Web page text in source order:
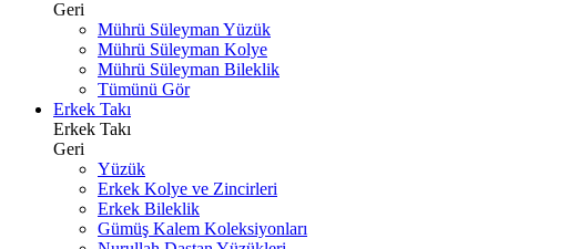
Geri
Mührü Süleyman Yüzük
Mührü Süleyman Kolye
Mührü Süleyman Bileklik
Tümünü Gör
Erkek Takı
Erkek Takı
Geri
Yüzük
Erkek Kolye ve Zincirleri
Erkek Bileklik
Gümüş Kalem Koleksiyonları